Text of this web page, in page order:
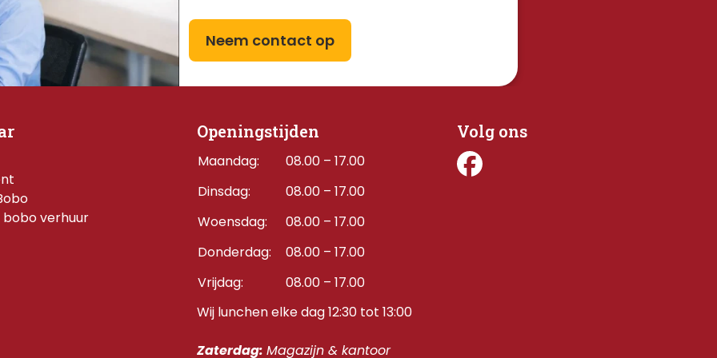
Neem contact op
verhuur
Openingstijden
Maandag:
08.00 – 17.00
Dinsdag:
08.00 – 17.00
Woensdag:
08.00 – 17.00
Donderdag: 08.00 – 17.00
Vrijdag:
08.00 – 17.00
Wij lunchen elke dag 12:30 tot 13:00
Zaterdag: Magazijn & kantoor
Volg ons